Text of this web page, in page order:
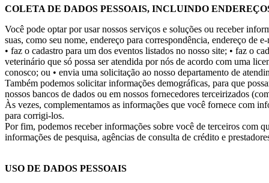
COLETA DE DADOS PESSOAIS, INCLUINDO
Você pode optar por usar nossos serviços e soluções ou receber
suas, como seu nome, endereço para correspondência, endereço de
• faz o cadastro para um dos eventos listados no nosso site; • faz o
veterinário que só possa ser atendida por nós de acordo com uma
conosco; ou • envia uma solicitação ao nosso departamento de
Também podemos solicitar informações demográficas, para que
nossos bancos de dados ou em nossos fornecedores terceirizados
Às vezes, complementamos as informações que você fornece com
para corrigi-los.
Por fim, podemos receber informações sobre você de terceiros com
informações de pesquisa, agências de consulta de crédito e
USO DE DADOS PESSOAIS